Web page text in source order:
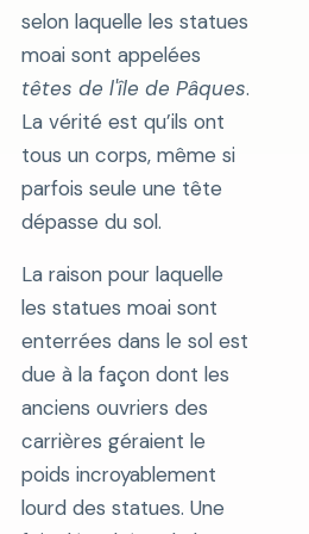
selon laquelle les statues
moai sont appelées
têtes de l'île de Pâques.
La vérité est qu’ils ont
tous un corps, même si
parfois seule une tête
dépasse du sol.
La raison pour laquelle
les statues moai sont
enterrées dans le sol est
due à la façon dont les
anciens ouvriers des
carrières géraient le
poids incroyablement
lourd des statues. Une